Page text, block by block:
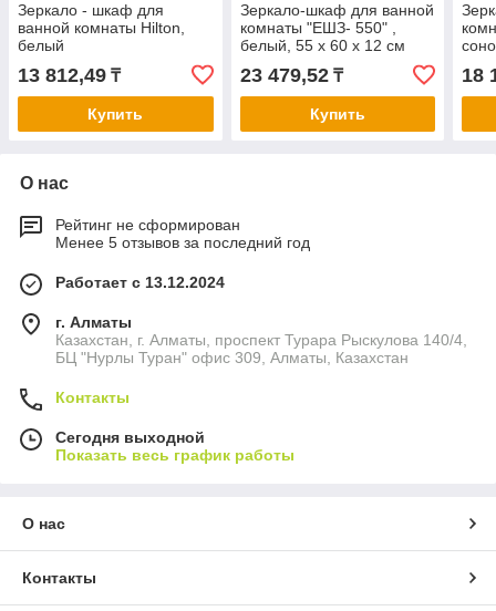
Зеркало - шкаф для
ванной комнаты Hilton,
белый
13 812,49 ₸
Купить
Зеркало-шкаф для ванной
комнаты "ЕШЗ- 550" ,
белый, 55 х 60 х 12 см
23 479,52₸
Купить
18
О нас
Рейтинг не сформирован
Менее 5 отзывов за последний год
Работает с 13.12.2024
г. Алматы
Казахстан, г. Алматы, проспект Турара Рыскулова 140/4,
БЦ "Нурлы Туран" офис 309, Алматы, Казахстан
Контакты
Сегодня выходной
Показать весь график работы
О нас
Контакты